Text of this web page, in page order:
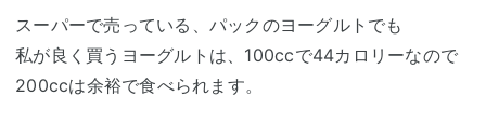
スーパーで売っている、パックのヨーグルトでも
私が良く買うヨーグルトは、100ccで44カロリーなので
200ccは余裕で食べられます。